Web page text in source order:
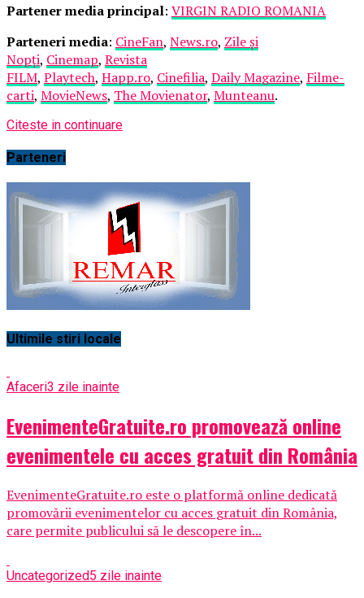
Partener media principal: VIRGIN RADIO ROMANIA
Parteneri media: CineFan, News.ro, Zile și
Nopți, Cinemap, Revista
FILM, Playtech, Happ.ro, Cinefilia, Daily Magazine, Filme-
carti, MovieNews, The Movienator, Munteanu.
Citeste in continuare
Parteneri
Ultimile stiri locale
Afaceri3 zile inainte
EvenimenteGratuite.ro promovează online
evenimentele cu acces gratuit din România
EvenimenteGratuite.ro este o platformă online dedicată
promovării evenimentelor cu acces gratuit din România,
care permite publicului să le descopere în...
Uncategorized5 zile inainte